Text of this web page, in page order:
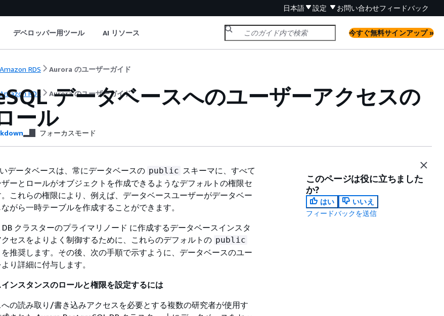
日本語 設定 お問い合わせフィードバック
デベロッパー用ツール AI リソース 今すぐ無料サインアップ »
Amazon RDS Aurora のユーザーガイド
Amazon RDS Aurora のユーザーガイド
データベースへのユーザーアクセスの
ール
フォーカスモード
データベースは、常にデータベースの public スキーマに、すべて
ーとロールがオブジェクトを作成できるようなデフォルトの権限セ
これらの権限により、例えば、データベースユーザーがデータベー
がら一時テーブルを作成することができます。
クラスターのプライマリノード に作成するデータベースインスタ
セスをよりよく制御するために、これらのデフォルトの public
推奨します。その後、次の手順で示すように、データベースのユー
り詳細に付与します。
ンスタンスのロールと権限を設定するには
の読み取り/書き込みアクセスを必要とする複数の研究者が使用す
このページは役に立ちました
か?
はい
いいえ
フィードバックを送信